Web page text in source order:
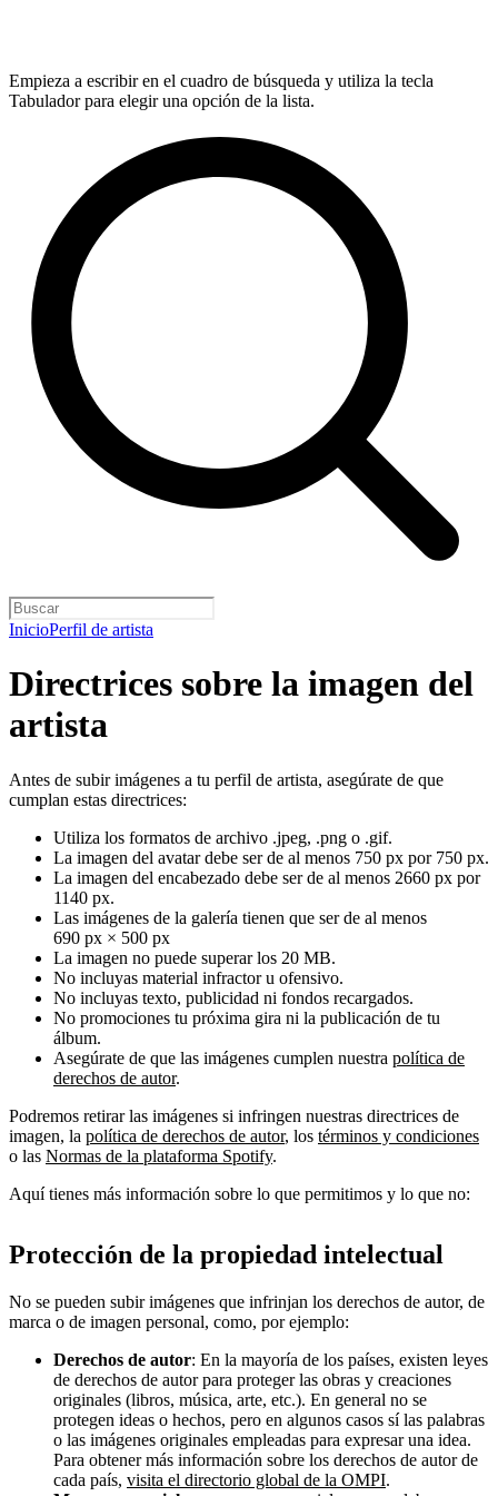
Empieza a escribir en el cuadro de búsqueda y utiliza la tecla
Tabulador para elegir una opción de la lista.
InicioPerfil de artista
Directrices sobre la imagen del
artista
Antes de subir imágenes a tu perfil de artista, asegúrate de que
cumplan estas directrices:
Utiliza los formatos de archivo .jpeg, .png o .gif.
La imagen del avatar debe ser de al menos 750 px por 750 px.
La imagen del encabezado debe ser de al menos 2660 px por
1140 px.
Las imágenes de la galería tienen que ser de al menos
690 px × 500 px
La imagen no puede superar los 20 MB.
No incluyas material infractor u ofensivo.
No incluyas texto, publicidad ni fondos recargados.
No promociones tu próxima gira ni la publicación de tu
álbum.
Asegúrate de que las imágenes cumplen nuestra política de
derechos de autor.
Podremos retirar las imágenes si infringen nuestras directrices de
imagen, la política de derechos de autor, los términos y condiciones
o las Normas de la plataforma Spotify.
Aquí tienes más información sobre lo que permitimos y lo que no:
Protección de la propiedad intelectual
No se pueden subir imágenes que infrinjan los derechos de autor, de
marca o de imagen personal, como, por ejemplo:
Derechos de autor: En la mayoría de los países, existen leyes
de derechos de autor para proteger las obras y creaciones
originales (libros, música, arte, etc.). En general no se
protegen ideas o hechos, pero en algunos casos sí las palabras
o las imágenes originales empleadas para expresar una idea.
Para obtener más información sobre los derechos de autor de
cada país, visita el directorio global de la OMPI.